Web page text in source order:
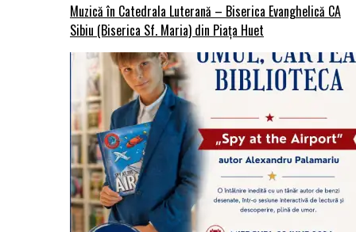
Muzică în Catedrala Luterană – Biserica Evanghelică CA
Sibiu (Biserica Sf. Maria) din Piaţa Huet